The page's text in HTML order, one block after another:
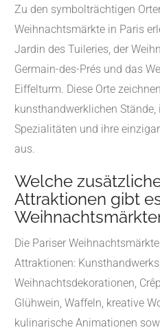
Zu den symbolträchtigen
Weihnachtsmärkte in Paris
Jardin des Tuileries, der
Germain-des-Prés und das
Eiffelturm. Diese Orte
kunsthandwerklichen
Spezialitäten und ihre
aus.
Welche
Attraktionen gibt
Die Pariser
Attraktionen:
Weihnachtsdekorationen,
Glühwein, Waffeln, kreative
kulinarische Animationen